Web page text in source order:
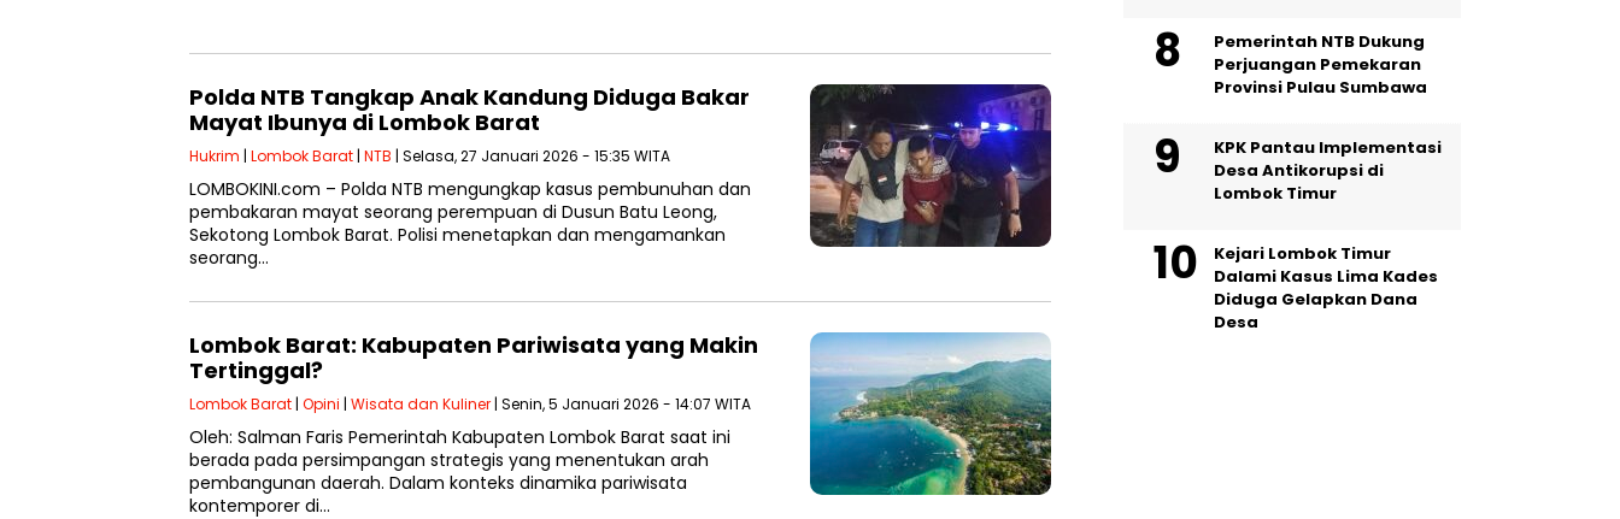
Polda NTB Tangkap Anak Kandung Diduga Bakar
Mayat Ibunya di Lombok Barat
Hukrim | Lombok Barat | NTB | Selasa, 27 Januari 2026 - 15:35 WITA
LOMBOKINI.com – Polda NTB mengungkap kasus pembunuhan dan
pembakaran mayat seorang perempuan di Dusun Batu Leong,
Sekotong Lombok Barat. Polisi menetapkan dan mengamankan
seorang…
Lombok Barat: Kabupaten Pariwisata yang Makin
Tertinggal?
Lombok Barat | Opini | Wisata dan Kuliner | Senin, 5 Januari 2026 - 14:07 WITA
Oleh: Salman Faris Pemerintah Kabupaten Lombok Barat saat ini
berada pada persimpangan strategis yang menentukan arah
pembangunan daerah. Dalam konteks dinamika pariwisata
kontemporer di…
Pemerintah NTB Dukung
Perjuangan Pemekaran
Provinsi Pulau Sumbawa
KPK Pantau Implementasi
Desa Antikorupsi di
Lombok Timur
Kejari Lombok Timur
Dalami Kasus Lima Kades
Diduga Gelapkan Dana
Desa